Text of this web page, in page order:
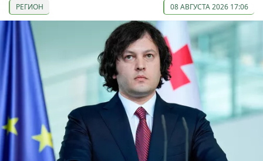
РЕГИОН 08 АВГУСТА 2026 17:06